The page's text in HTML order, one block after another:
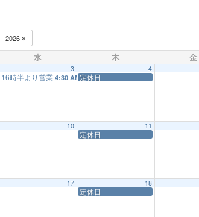
2026
水 木 金
3
16時半より営業 4:30 AM
4
定休日
10 11
定休日
17 18
定休日